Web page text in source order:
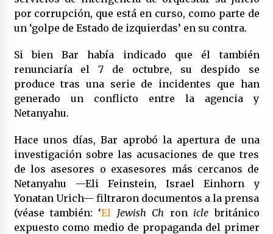
por corrupción, que está en curso, como parte de
un ‘golpe de Estado de izquierdas’ en su contra.
Si bien Bar había indicado que él también
renunciaría el 7 de octubre, su despido se
produce tras una serie de incidentes que han
generado un conflicto entre la agencia y
Netanyahu.
Hace unos días, Bar aprobó la apertura de una
investigación sobre las acusaciones de que tres
de los asesores o exasesores más cercanos de
Netanyahu —Eli Feinstein, Israel Einhorn y
Yonatan Urich— filtraron documentos a la prensa
(véase también: ‘El Jewish Ch ron icle británico
expuesto como medio de propaganda del primer